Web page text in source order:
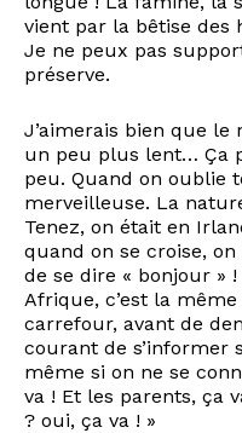
vient par la bêtise des
Je ne peux pas
préserve.
J’aimerais bien que
un peu plus lent… Ça
peu. Quand on oublie
merveilleuse. La
Tenez, on était en
quand on se croise,
de se dire « bonjour » !
Afrique, c’est la
carrefour, avant de
courant de s’informer
même si on ne se
va ! Et les parents, ça
? oui, ça va ! »